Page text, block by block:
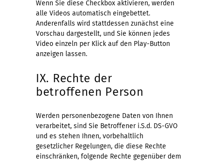
Wenn Sie diese Checkbox aktivieren, werden
alle Videos automatisch eingebettet.
Anderenfalls wird stattdessen zunächst eine
Vorschau dargestellt, und Sie können jedes
Video einzeln per Klick auf den Play-Button
anzeigen lassen.
IX. Rechte der
betroffenen Person
Werden personenbezogene Daten von Ihnen
verarbeitet, sind Sie Betroffener i.S.d. DS-GVO
und es stehen Ihnen, vorbehaltlich
gesetzlicher Regelungen, die diese Rechte
einschränken, folgende Rechte gegenüber dem